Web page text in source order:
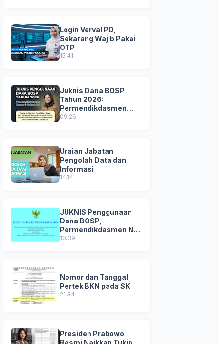
Login Verval PD,
Sekarang Wajib Pakai
OTP
15.41
Juknis Dana BOSP
Tahun 2026:
Permendikdasmen
Nomor 8 Tahun 2026
09.26
Uraian Jabatan
Pengolah Data dan
Informasi
14.14
JUKNIS Penggunaan
Dana BOSP,
Permendikdasmen No
8 Tahun 2025
10.39
Nomor dan Tanggal
Pertek BKN pada SK
21.34
Presiden Prabowo
Resmi Naikkan Tukin